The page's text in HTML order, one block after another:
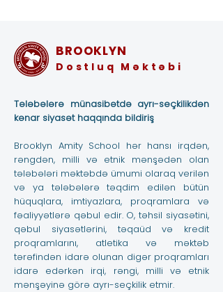
BROOKLYN
Dostluq Məktəbi
Tələbələrə münasibətdə ayrı-seçkilikdən
kənar siyasət haqqında bildiriş
Brooklyn Amity School hər hansı irqdən,
rəngdən, milli və etnik mənşədən olan
tələbələri məktəbdə ümumi olaraq verilən
və ya tələbələrə təqdim edilən bütün
hüquqlara, imtiyazlara, proqramlara və
fəaliyyətlərə qəbul edir. O, təhsil siyasətini,
qəbul siyasətlərini, təqaüd və kredit
proqramlarını, atletika və məktəb
tərəfindən idarə olunan digər proqramları
idarə edərkən irqi, rəngi, milli və etnik
mənşəyinə görə ayrı-seçkilik etmir.